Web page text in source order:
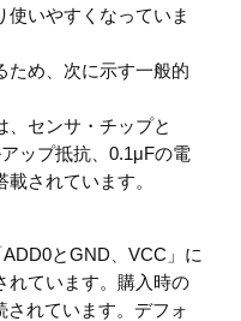
使いやすくなっていま
め、次に示す一般的
センサ・チップと
ップ抵抗、0.1μFの電
されています。
とGND、VCC」に
れています。購入時の
れています。デフォ